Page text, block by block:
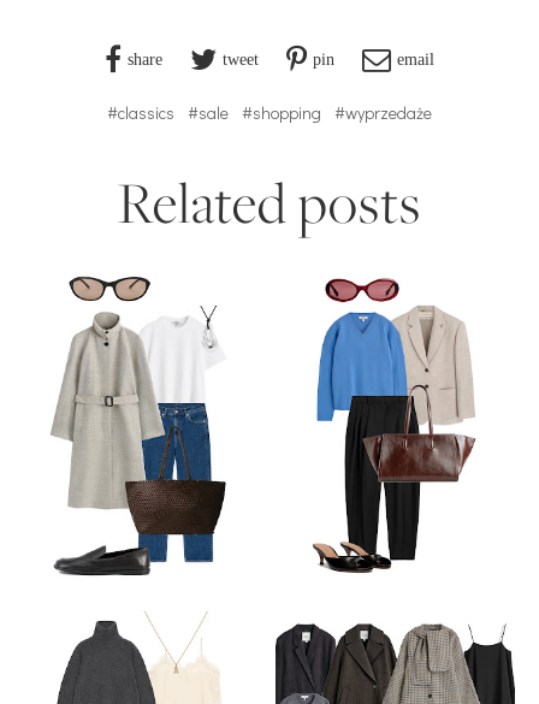
share tweet pin email
#classics #sale #shopping #wyprzedaże
Related posts